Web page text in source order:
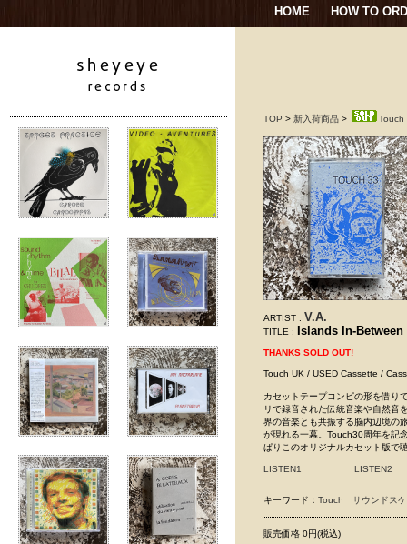
HOME HOW TO
TOP > 新入荷商品 > Touch
ARTIST : V.A.
TITLE : Islands In-Between
THANKS SOLD OUT!
Touch UK / USED Cassette /
カセットテープコンピの形を借り
リで録音された伝統音楽や自然音
界の音楽とも共振する脳内辺境の
が現れる一幕。Touch30周年を記
ぱりこのオリジナルカセット版で
LISTEN1 LISTEN2
キーワード： Touch サウンドス
販売価格 0円(税込)